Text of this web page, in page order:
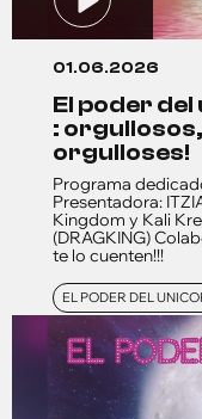
01.06.2026
el poder del unicornio 01/06/2026
:
orgulloses!
Programa
Presentadora:
Kingdom y Kali
(DRAGKING)
te lo cuenten!!!
EL PODER DEL